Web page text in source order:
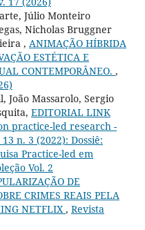
Júlio Monteiro
Nicholas Bruggner
, ANIMAÇÃO HÍBRIDA
ESTÉTICA E
CONTEMPORÂNEO. ,
João Massarolo, Sergio
EDITORIAL LINK
practice-led research -
n. 3 (2022): Dossiê:
Practice-led em
Vol. 2
DE
CRIMES REAIS PELA
NETFLIX , Revista